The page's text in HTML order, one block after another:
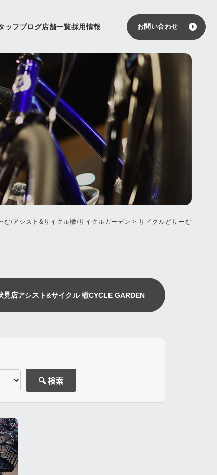
ッフブログ店舗一覧採用情報 お問い合わせ
む/アシスト&サイクル轍/サイクルガーデン >サイクルどりーむ
見店アシスト&サイクル 轍CYCLE GARDEN